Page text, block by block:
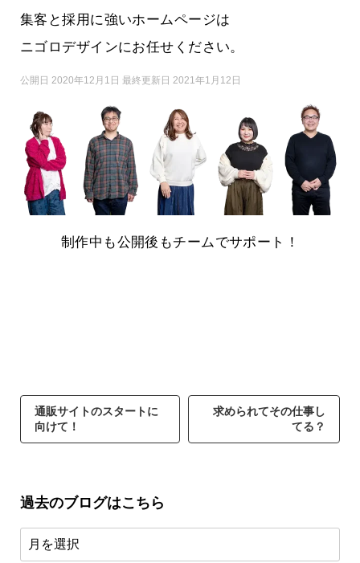
集客と採用に強いホームページは
ニゴロデザインにお任せください。
公開日 2020年12月1日 最終更新日 2021年1月12日
制作中も公開後もチームでサポート！
通販サイトのスタートに
向けて！
求められてその仕事し
てる？
過去のブログはこちら